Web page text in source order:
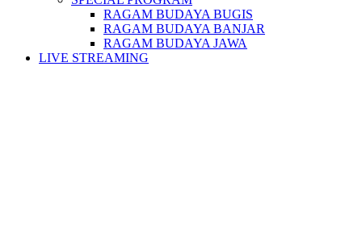
RAGAM BUDAYA BUGIS
RAGAM BUDAYA BANJAR
RAGAM BUDAYA JAWA
LIVE STREAMING